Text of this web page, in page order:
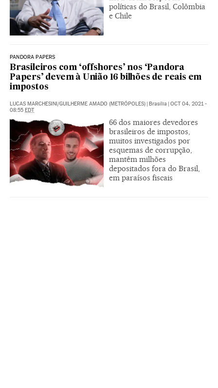
políticas do Brasil, Colômbia
e Chile
PANDORA PAPERS
Brasileiros com ‘offshores’ nos ‘Pandora
Papers’ devem à União 16 bilhões de reais em
impostos
LUCAS MARCHESINI/GUILHERME AMADO (METRÓPOLES) | Brasília | OCT 04, 2021 -
08:55 EDT
66 dos maiores devedores
brasileiros de impostos,
muitos investigados por
esquemas de corrupção,
mantêm milhões
depositados fora do Brasil,
em paraísos fiscais